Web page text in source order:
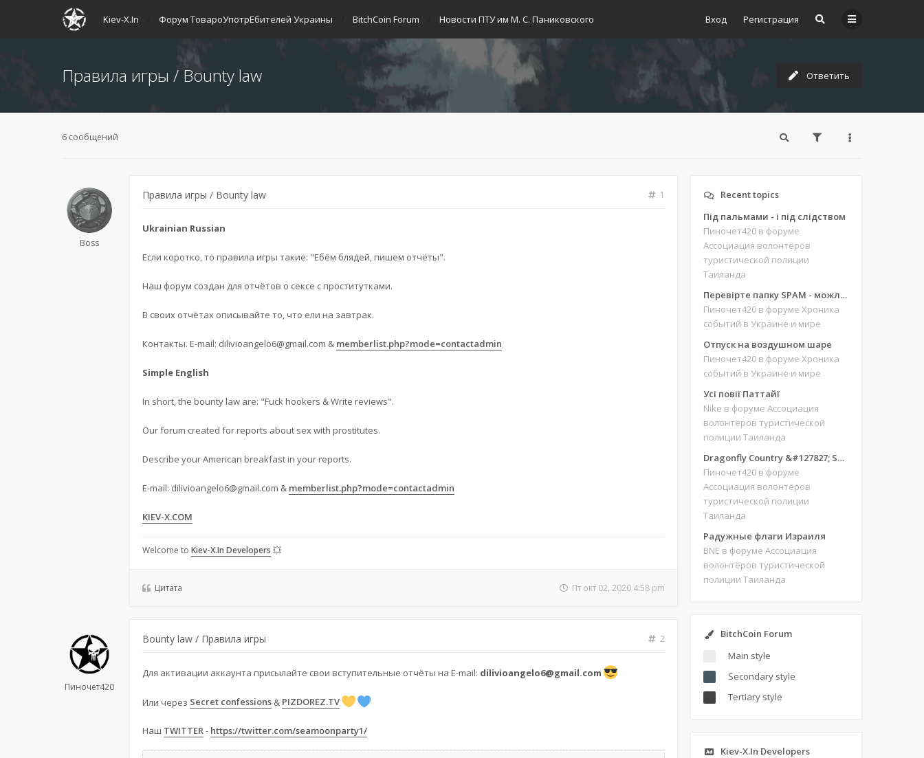
Вход Регистрация
Kiev-X.In Форум ТовароУпотрЕбителей Украины BitchCoin Forum Новости ПТУ им М. С. Паниковского
Правила игры / Bounty law Ответить
6 сообщений
Boss
Правила игры / Bounty law 1
Ukrainian Russian
Если коротко, то правила игры такие: "Ебём блядей, пишем отчёты".
Наш форум создан для отчётов о сексе с проститутками.
В своих отчётах описывайте то, что ели на завтрак.
Контакты. E-mail: dilivioangelo6@gmail.com & memberlist.php?mode=contactadmin
Simple English
In short, the bounty law are: "Fuck hookers & Write reviews".
Our forum created for reports about sex with prostitutes.
Describe your American breakfast in your reports.
E-mail: dilivioangelo6@gmail.com & memberlist.php?mode=contactadmin
KIEV-X.COM
Welcome to Kiev-X.In Developers 💥
Цитата Пт окт 02, 2020 4:58 pm
Пиночет420
Bounty law / Правила игры 2
Для активации аккаунта присылайте свои вступительные отчёты на E-mail: dilivioangelo6@gmail.com
Или через Secret confessions & PIZDOREZ.TV
Наш TWITTER- https://twitter.com/seamoonparty1/
Recent topics
Під пальмами - і під слідством
Пиночет420 в форуме
Ассоциация волонтёров
туристической полиции
Таиланда
Перевірте папку SPAM - можливо, ви щось пропустили
Пиночет420 в форуме Хроника
событий в Украине и мире
Отпуск на воздушном шаре
Пиночет420 в форуме Хроника
событий в Украине и мире
Усі повії Паттайї
Nike в форуме Ассоциация
волонтёров туристической
полиции Таиланда
Dragonfly Country &#127827; Save our site &#127775;&#127769;
Пиночет420 в форуме
Ассоциация волонтёров
туристической полиции
Таиланда
Радужные флаги Израиля
BNE в форуме Ассоциация
волонтёров туристической
полиции Таиланда
BitchCoin Forum
Main style
Secondary style
Tertiary style
Kiev-X.In Developers